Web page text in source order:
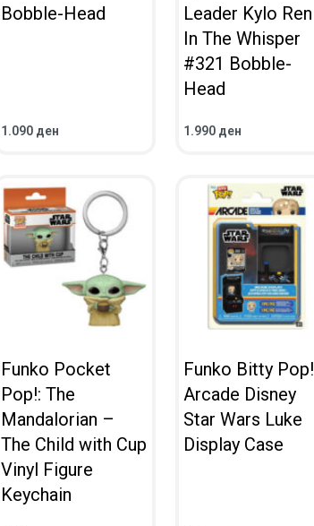
Bobble-Head
1.090 ден
ВО КОШНИЧКА
Leader Kylo Ren
In The Whisper
#321 Bobble-
Head
1.990 ден
ВО КОШНИЧКА
Funko Pocket
Pop!: The
Mandalorian –
The Child with Cup
Vinyl Figure
Keychain
Funko Bitty Pop!
Arcade Disney
Star Wars Luke
Display Case